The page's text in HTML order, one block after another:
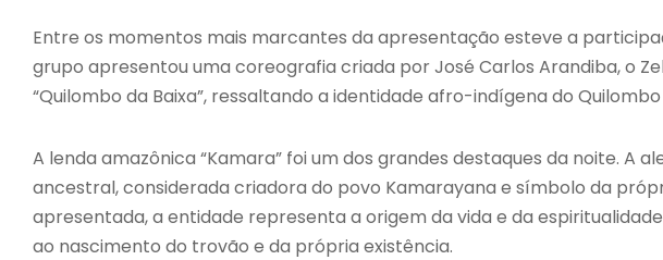
Entre os momentos mais marcantes da apresentação esteve a
grupo apresentou uma coreografia criada por José Carlos Arandiba, o
“Quilombo da Baixa”, ressaltando a identidade afro-indígena do Quilombo
A lenda amazônica “Kamara” foi um dos grandes destaques da noite. A
ancestral, considerada criadora do povo Kamarayana e símbolo da
apresentada, a entidade representa a origem da vida e da
ao nascimento do trovão e da própria existência.